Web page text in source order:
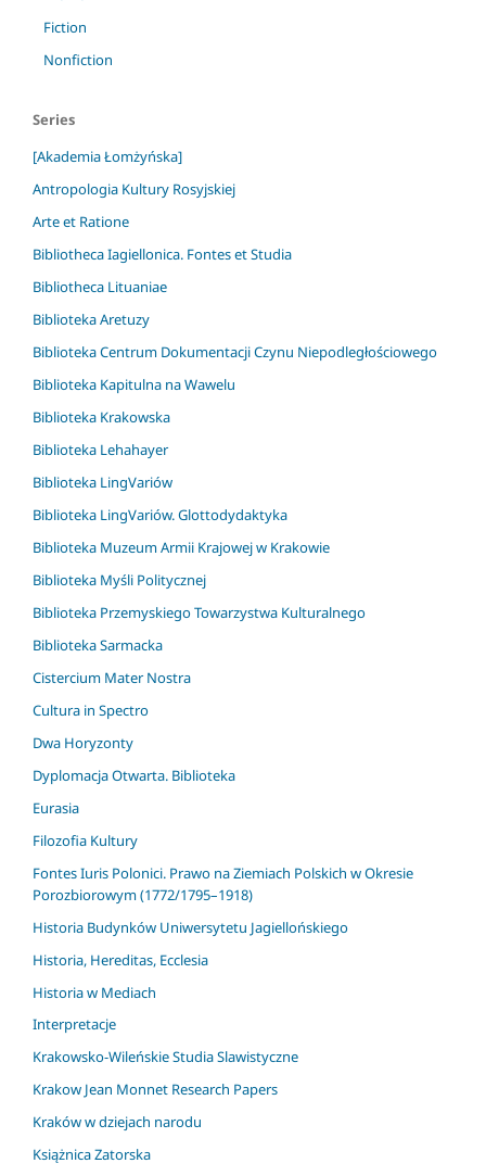
Fiction
Nonfiction
Series
[Akademia Łomżyńska]
Antropologia Kultury Rosyjskiej
Arte et Ratione
Bibliotheca Iagiellonica. Fontes et Studia
Bibliotheca Lituaniae
Biblioteka Aretuzy
Biblioteka Centrum Dokumentacji Czynu Niepodległościowego
Biblioteka Kapitulna na Wawelu
Biblioteka Krakowska
Biblioteka Lehahayer
Biblioteka LingVariów
Biblioteka LingVariów. Glottodydaktyka
Biblioteka Muzeum Armii Krajowej w Krakowie
Biblioteka Myśli Politycznej
Biblioteka Przemyskiego Towarzystwa Kulturalnego
Biblioteka Sarmacka
Cistercium Mater Nostra
Cultura in Spectro
Dwa Horyzonty
Dyplomacja Otwarta. Biblioteka
Eurasia
Filozofia Kultury
Fontes Iuris Polonici. Prawo na Ziemiach Polskich w Okresie
Porozbiorowym (1772/1795–1918)
Historia Budynków Uniwersytetu Jagiellońskiego
Historia, Hereditas, Ecclesia
Historia w Mediach
Interpretacje
Krakowsko-Wileńskie Studia Slawistyczne
Krakow Jean Monnet Research Papers
Kraków w dziejach narodu
Książnica Zatorska